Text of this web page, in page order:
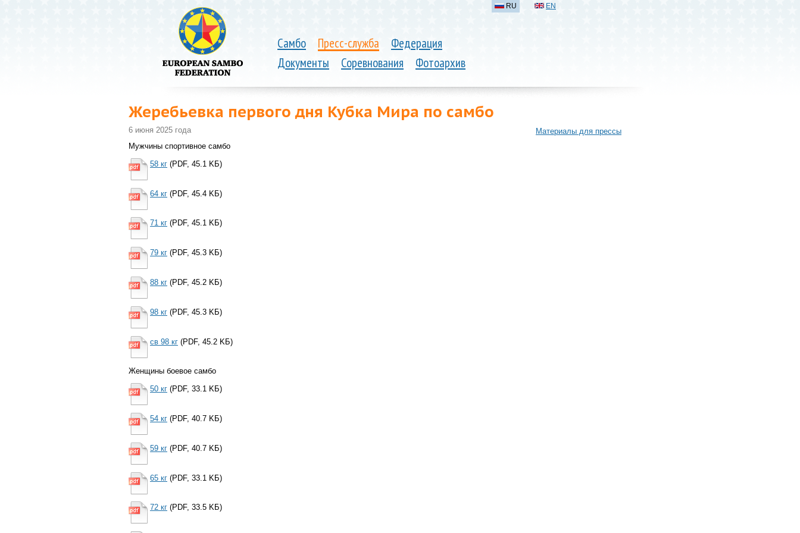
Самбо Пресс-служба
Федерация
Документы
Соревнования Фотоархив
RU EN
Жеребьевка первого дня Кубка Мира по самбо
6 июня 2025 года
Мужчины спортивное самбо
58 кг (PDF, 45.1 KБ)
64 кг (PDF, 45.4 KБ)
71 кг (PDF, 45.1 KБ)
79 кг (PDF, 45.3 KБ)
88 кг (PDF, 45.2 KБ)
98 кг (PDF, 45.3 KБ)
св 98 кг (PDF, 45.2 KБ)
Женщины боевое самбо
50 кг (PDF, 33.1 KБ)
54 кг (PDF, 40.7 KБ)
59 кг (PDF, 40.7 KБ)
65 кг (PDF, 33.1 KБ)
72 кг (PDF, 33.5 KБ)
Материалы для прессы